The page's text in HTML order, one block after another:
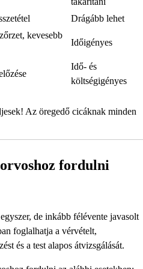
Drágább lehet
kevesebb
Időigényes
Idő- és
költségigényes
Az öregedő cicáknak minden
fordulni
de inkább félévente javasolt
foglalhatja a vérvételt,
és a test alapos átvizsgálását.